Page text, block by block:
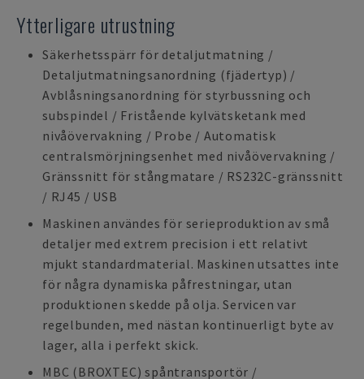
Ytterligare utrustning
Säkerhetsspärr för detaljutmatning /
Detaljutmatningsanordning (fjädertyp) /
Avblåsningsanordning för styrbussning och
subspindel / Fristående kylvätsketank med
nivåövervakning / Probe / Automatisk
centralsmörjningsenhet med nivåövervakning /
Gränssnitt för stångmatare / RS232C-gränssnitt
/ RJ45 / USB
Maskinen användes för serieproduktion av små
detaljer med extrem precision i ett relativt
mjukt standardmaterial. Maskinen utsattes inte
för några dynamiska påfrestningar, utan
produktionen skedde på olja. Servicen var
regelbunden, med nästan kontinuerligt byte av
lager, alla i perfekt skick.
MBC (BROXTEC) spåntransportör /